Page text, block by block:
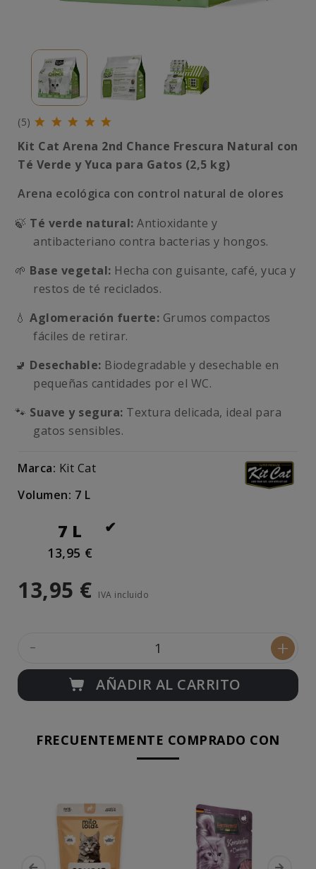
(5)
Kit Cat Arena 2nd Chance Frescura Natural con
Té Verde y Yuca para Gatos (2,5 kg)
Arena ecológica con control natural de olores
🍃 Té verde natural: Antioxidante y
antibacteriano contra bacterias y hongos.
🌱 Base vegetal: Hecha con guisante, café, yuca y
restos de té reciclados.
💧 Aglomeración fuerte: Grumos compactos
fáciles de retirar.
🚽 Desechable: Biodegradable y desechable en
pequeñas cantidades por el WC.
🐾 Suave y segura: Textura delicada, ideal para
gatos sensibles.
Marca: Kit Cat
Volumen: 7 L
7 L
13,95 €
13,95 € IVA incluido
- +
AÑADIR AL CARRITO
FRECUENTEMENTE COMPRADO CON